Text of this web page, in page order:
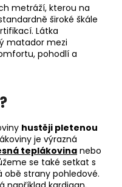
metráží, kterou na
široké škále
Látka
matador mezi
pohodlí a
hustěji pletenou
je výrazná
teplákovina nebo
se také setkat s
strany pohledové.